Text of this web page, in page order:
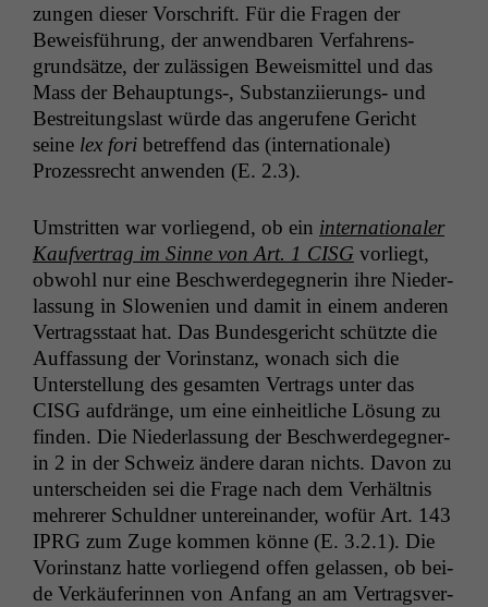
zun­gen dieser Vorschrift. Für die Fra­gen der
Bewe­is­führung, der anwend­baren Ver­fahrens­
grund­sätze, der zuläs­si­gen Beweis­mit­tel und das
Mass der Behauptungs‑, Sub­stanzi­ierungs- und
Bestre­itungslast würde das angerufene Gericht
seine lex fori betr­e­f­fend das (inter­na­tionale)
Prozess­recht anwen­den (E. 2.3).
Umstrit­ten war vor­liegend, ob ein inter­na­tionaler
Kaufver­trag im Sinne von Art. 1 CISG vor­liegt,
obwohl nur eine Beschw­erdegeg­ner­in ihre Nieder­
las­sung in Slowe­nien und damit in einem anderen
Ver­tragsstaat hat. Das Bun­des­gericht schützte die
Auf­fas­sung der Vorin­stanz, wonach sich die
Unter­stel­lung des gesamten Ver­trags unter das
CISG auf­dränge, um eine ein­heitliche Lösung zu
find­en. Die Nieder­las­sung der Beschw­erdegeg­ner­
in 2 in der Schweiz ändere daran nichts. Davon zu
unter­schei­den sei die Frage nach dem Ver­hält­nis
mehrerer Schuld­ner untere­inan­der, wofür Art. 143
IPRG zum Zuge kom­men könne (E. 3.2.1). Die
Vorin­stanz hat­te vor­liegend offen gelassen, ob bei­
de Verkäuferin­nen von Anfang an am Ver­tragsver­